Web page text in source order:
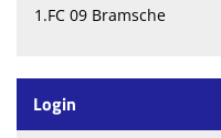
1.FC 09 Bramsche
Login